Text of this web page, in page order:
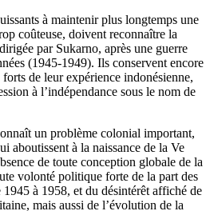
à maintenir plus longtemps une
coûteuse, doivent reconnaître la
par Sukarno, après une guerre
(1945-1949). Ils conservent encore
de leur expérience indonésienne,
à l’indépendance sous le nom de
un problème colonial important,
aboutissent à la naissance de la Ve
de toute conception globale de la
volonté politique forte de la part des
à 1958, et du désintérêt affiché de
mais aussi de l’évolution de la